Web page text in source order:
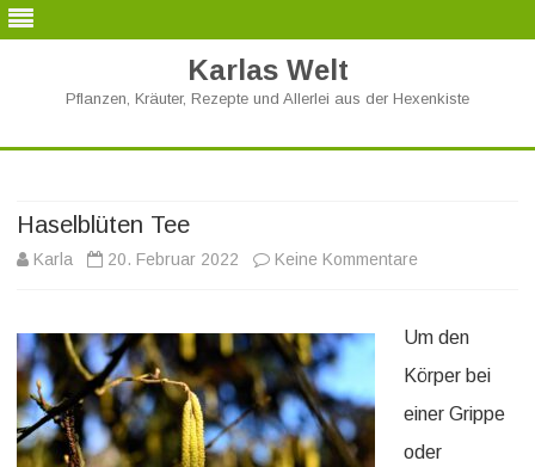
Karlas Welt
Pflanzen, Kräuter, Rezepte und Allerlei aus der Hexenkiste
Haselblüten Tee
Karla 20. Februar 2022 Keine Kommentare
Tee
Um den
Körper bei
einer Grippe
oder